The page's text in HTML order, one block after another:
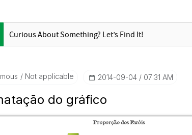
Not applicable ‎2014-09-04 07:31 AM
do gráfico